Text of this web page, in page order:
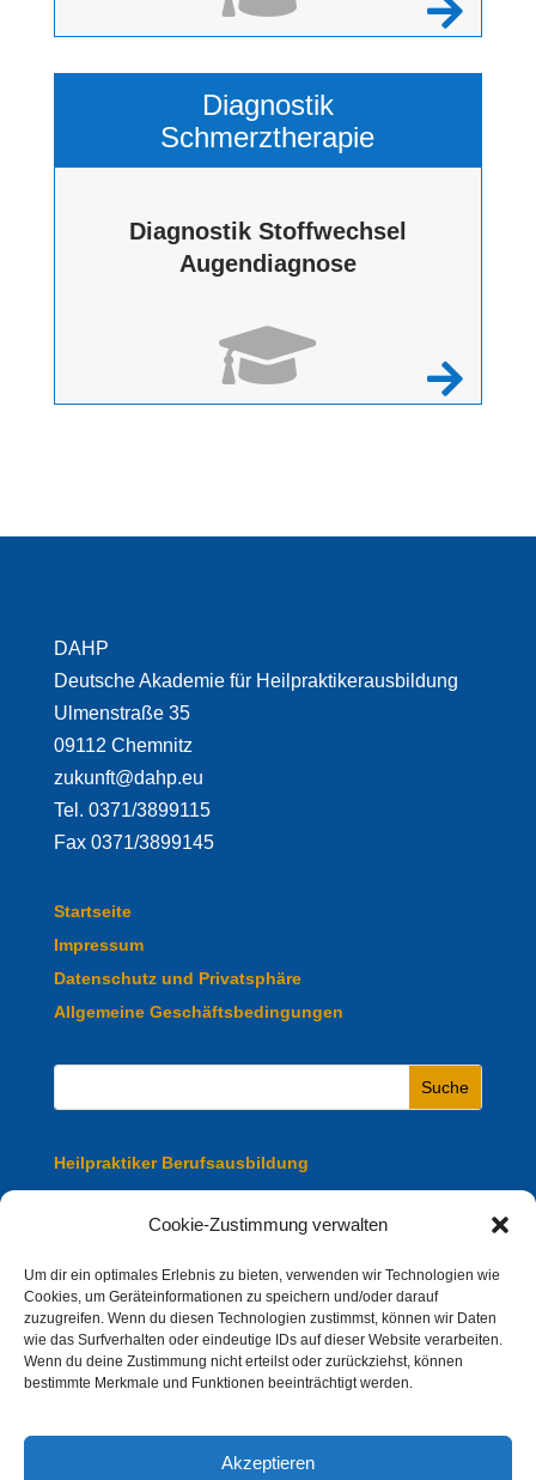
Cookie-Zustimmung verwalten
Um dir ein optimales Erlebnis zu bieten, verwenden wir Technologien wie
Cookies, um Geräteinformationen zu speichern und/oder darauf
zuzugreifen. Wenn du diesen Technologien zustimmst, können wir Daten
wie das Surfverhalten oder eindeutige IDs auf dieser Website verarbeiten.
Wenn du deine Zustimmung nicht erteilst oder zurückziehst, können
bestimmte Merkmale und Funktionen beeinträchtigt werden.
Akzeptieren

Diagnostik
Schmerztherapie
Diagnostik Stoffwechsel
Augendiagnose
 
DAHP
Deutsche Akademie für Heilpraktikerausbildung
Ulmenstraße 35
09112 Chemnitz
zukunft@dahp.eu
Tel. 0371/3899115
Fax 0371/3899145
Startseite
Impressum
Datenschutz und Privatsphäre
Allgemeine Geschäftsbedingungen
Heilpraktiker Berufsausbildung
Heilpraktiker Fachausbildung
Heilpraktiker Ausbildung Online
Heilpraktiker Präsenz Ausbildung